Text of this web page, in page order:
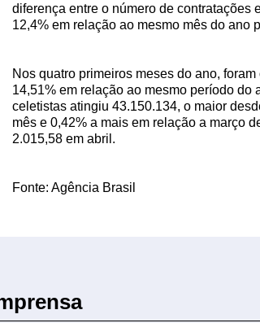
diferença entre o número de contratações
12,4% em relação ao mesmo mês do ano
Nos quatro primeiros meses do ano,
14,51% em relação ao mesmo período
celetistas atingiu 43.150.134, o maior
mês e 0,42% a mais em relação a março
2.015,58 em abril.
Fonte: Agência Brasil